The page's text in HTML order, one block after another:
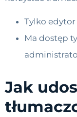
Tylko edytor
Ma dostęp
Jak